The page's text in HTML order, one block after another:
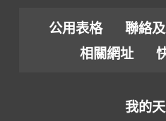
公用表格 聯絡
相關網址
我的